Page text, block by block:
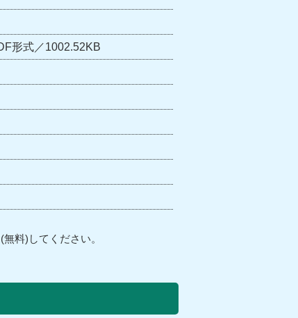
形式／1002.52KB
料)してください。